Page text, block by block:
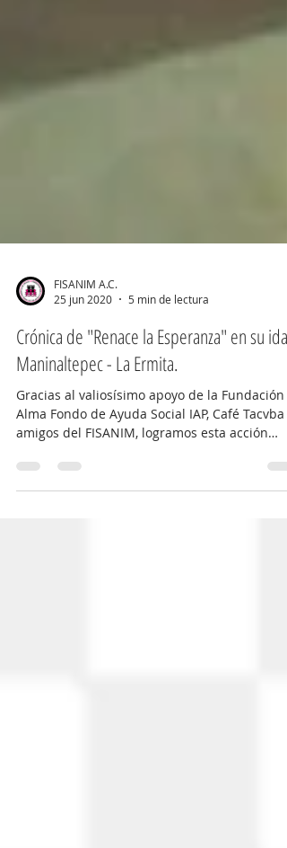
FISANIM A.C.
25 jun 2020
5 min de lectura
Crónica de "Renace la Esperanza" en su ida a
Maninaltepec - La Ermita.
Gracias al valiosísimo apoyo de la Fundación
Alma Fondo de Ayuda Social IAP, Café Tacvba y
que...